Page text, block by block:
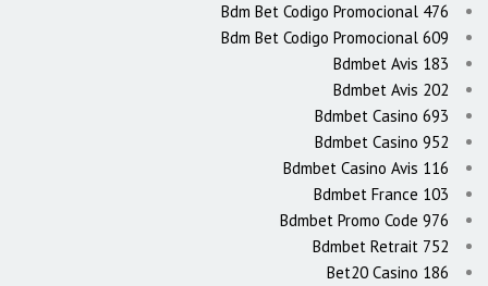
Bdm Bet Codigo Promocional 476
Bdm Bet Codigo Promocional 609
Bdmbet Avis 183
Bdmbet Avis 202
Bdmbet Casino 693
Bdmbet Casino 952
Bdmbet Casino Avis 116
Bdmbet France 103
Bdmbet Promo Code 976
Bdmbet Retrait 752
Bet20 Casino 186